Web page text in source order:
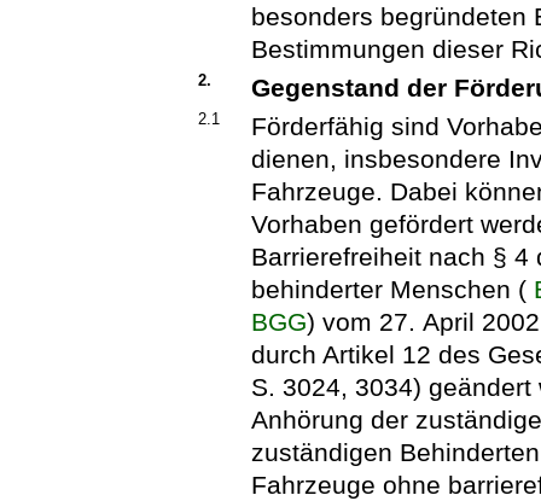
besonders begründeten
Bestimmungen dieser
2. Gegenstand der
2.1
Förderfähig sind
dienen, insbesondere
Fahrzeuge. Dabei
Vorhaben gefördert
Barrierefreiheit nach §
behinderter Menschen (
BGG) vom 27. April
durch Artikel 12 des
S. 3024, 3034)
Anhörung der
zuständigen
Fahrzeuge ohne